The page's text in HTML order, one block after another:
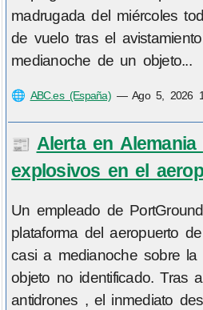
madrugada del miércoles
de vuelo tras el
medianoche de un objeto...
🌐 ABC.es (España)—Ago 5, 2026
📰 Alerta en
explosivos en el
Un empleado de
plataforma del aeropuerto
casi a medianoche sobre
objeto no identificado. Tras
antidrones , el inmediato